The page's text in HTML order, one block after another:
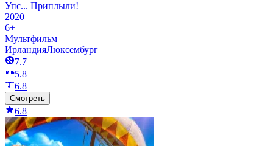
Упс... Приплыли!
2020
6+
Мультфильм
ИрландияЛюксембург
7.7
5.8
6.8
Смотреть
6.8